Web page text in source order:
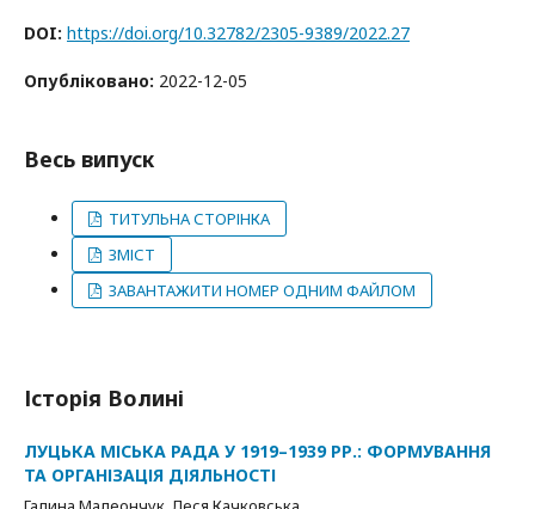
DOI: https://doi.org/10.32782/2305-9389/2022.27
Опубліковано: 2022-12-05
Весь випуск
ТИТУЛЬНА СТОРІНКА
ЗМІСТ
ЗАВАНТАЖИТИ НОМЕР ОДНИМ ФАЙЛОМ
Історія Волині
ЛУЦЬКА МІСЬКА РАДА У 1919–1939 РР.: ФОРМУВАННЯ
ТА ОРГАНІЗАЦІЯ ДІЯЛЬНОСТІ